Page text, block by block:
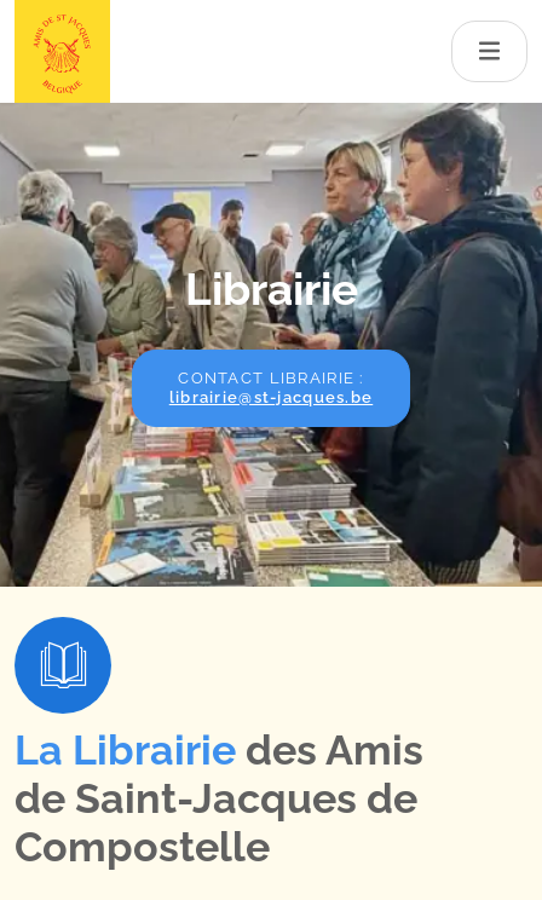
Librairie
CONTACT LIBRAIRIE :
librairie@st-jacques.be
La Librairie des Amis
de Saint-Jacques de
Compostelle